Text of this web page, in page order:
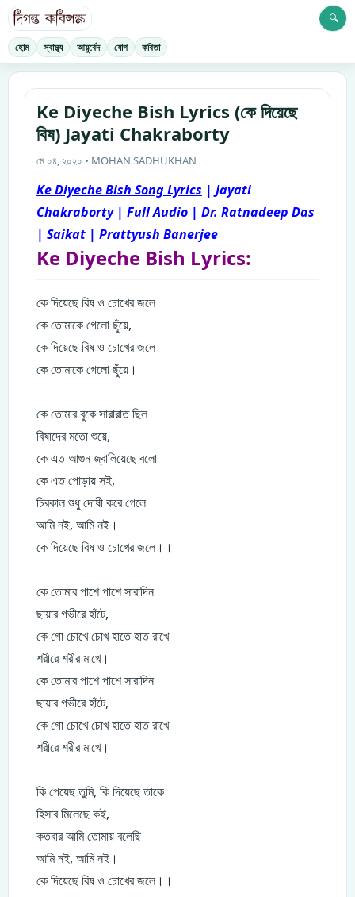
হোম স্বাস্থ্য আয়ুর্বেদ যোগ কবিতা
🔍
Ke Diyeche Bish Lyrics (কে দিয়েছে
বিষ) Jayati Chakraborty
মে ০৪, ২০২০ • MOHAN SADHUKHAN
Ke Diyeche Bish Song Lyrics | Jayati
Chakraborty | Full Audio | Dr. Ratnadeep Das
| Saikat | Prattyush Banerjee
Ke Diyeche Bish Lyrics:
কেদিয়েছে বিষ ও চোখের জলে
কে তোমাকে গেলো ছুঁয়ে,
কে দিয়েছে বিষ ও চোখের জলে
কে তোমাকে গেলো ছুঁয়ে।
কে তোমার বুকে সারারাত ছিল
বিষাদের মতো শুয়ে,
কে এত আগুন জ্বালিয়েছে বলো
কে এত পোড়ায় সই,
চিরকাল শুধু দোষী করে গেলে
আমি নই, আমি নই।
কে দিয়েছে বিষ ও চোখের জলে।।
কে তোমার পাশে পাশে সারাদিন
ছায়ার গভীরে হাঁটে,
কে গো চোখে চোখ হাতে হাত রাখে
শরীরে শরীর মাখে।
কে তোমার পাশে পাশে সারাদিন
ছায়ার গভীরে হাঁটে,
কে গো চোখে চোখ হাতে হাত রাখে
শরীরে শরীর মাখে।
কি পেয়েছ তুমি, কি দিয়েছে তাকে
হিসাব মিলেছে কই,
কতবার আমি তোমায় বলেছি
আমি নই, আমি নই।
কে দিয়েছে বিষ ও চোখের জলে।।